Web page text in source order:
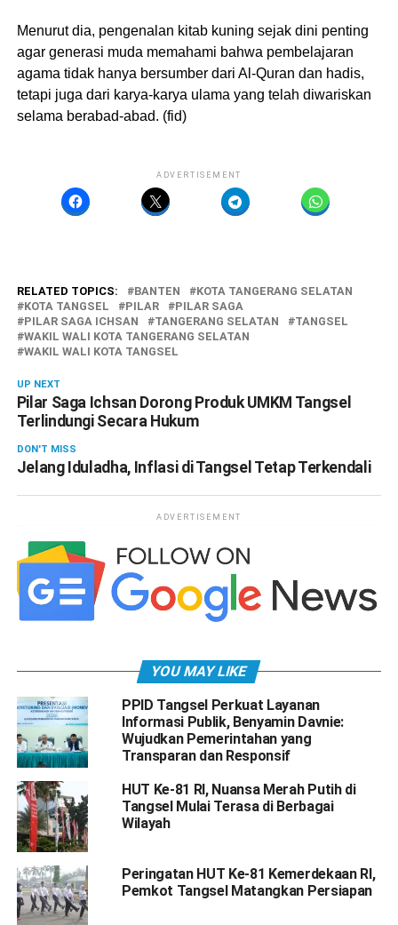
Menurut dia, pengenalan kitab kuning sejak dini penting
agar generasi muda memahami bahwa pembelajaran
agama tidak hanya bersumber dari Al-Quran dan hadis,
tetapi juga dari karya-karya ulama yang telah diwariskan
selama berabad-abad. (fid)
ADVERTISEMENT
RELATED TOPICS: BANTEN
KOTA TANGERANG SELATAN
KOTA TANGSEL
PILAR
PILAR SAGA
PILAR SAGA ICHSAN
TANGERANG SELATAN
TANGSEL
WAKIL WALI KOTA TANGERANG SELATAN
WAKIL WALI KOTA TANGSEL
UP NEXT
Pilar Saga Ichsan Dorong Produk UMKM Tangsel
Terlindungi Secara Hukum
DON'T MISS
Jelang Iduladha, Inflasi di Tangsel Tetap Terkendali
ADVERTISEMENT
YOU MAY LIKE
PPID Tangsel Perkuat Layanan
Informasi Publik, Benyamin Davnie:
Wujudkan Pemerintahan yang
Transparan dan Responsif
HUT Ke-81 RI, Nuansa Merah Putih di
Tangsel Mulai Terasa di Berbagai
Wilayah
Peringatan HUT Ke-81 Kemerdekaan RI,
Pemkot Tangsel Matangkan Persiapan